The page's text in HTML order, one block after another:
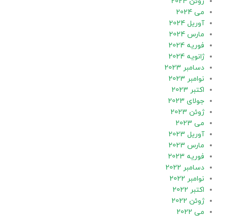
می 2024
آوریل 2024
مارس 2024
فوریه 2024
ژانویه 2024
دسامبر 2023
نوامبر 2023
اکتبر 2023
جولای 2023
ژوئن 2023
می 2023
آوریل 2023
مارس 2023
فوریه 2023
دسامبر 2022
نوامبر 2022
اکتبر 2022
ژوئن 2022
می 2022